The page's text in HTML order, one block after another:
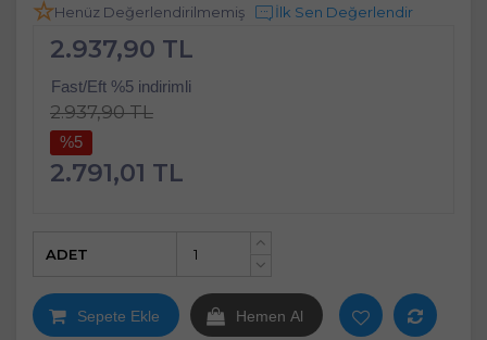
Henüz Değerlendirilmemiş İlk Sen Değerlendir
2.937,90 TL
Fast/Eft %5 indirimli
2.937,90 TL
%5
2.791,01 TL
+
ADET
Sepete Ekle Hemen Al